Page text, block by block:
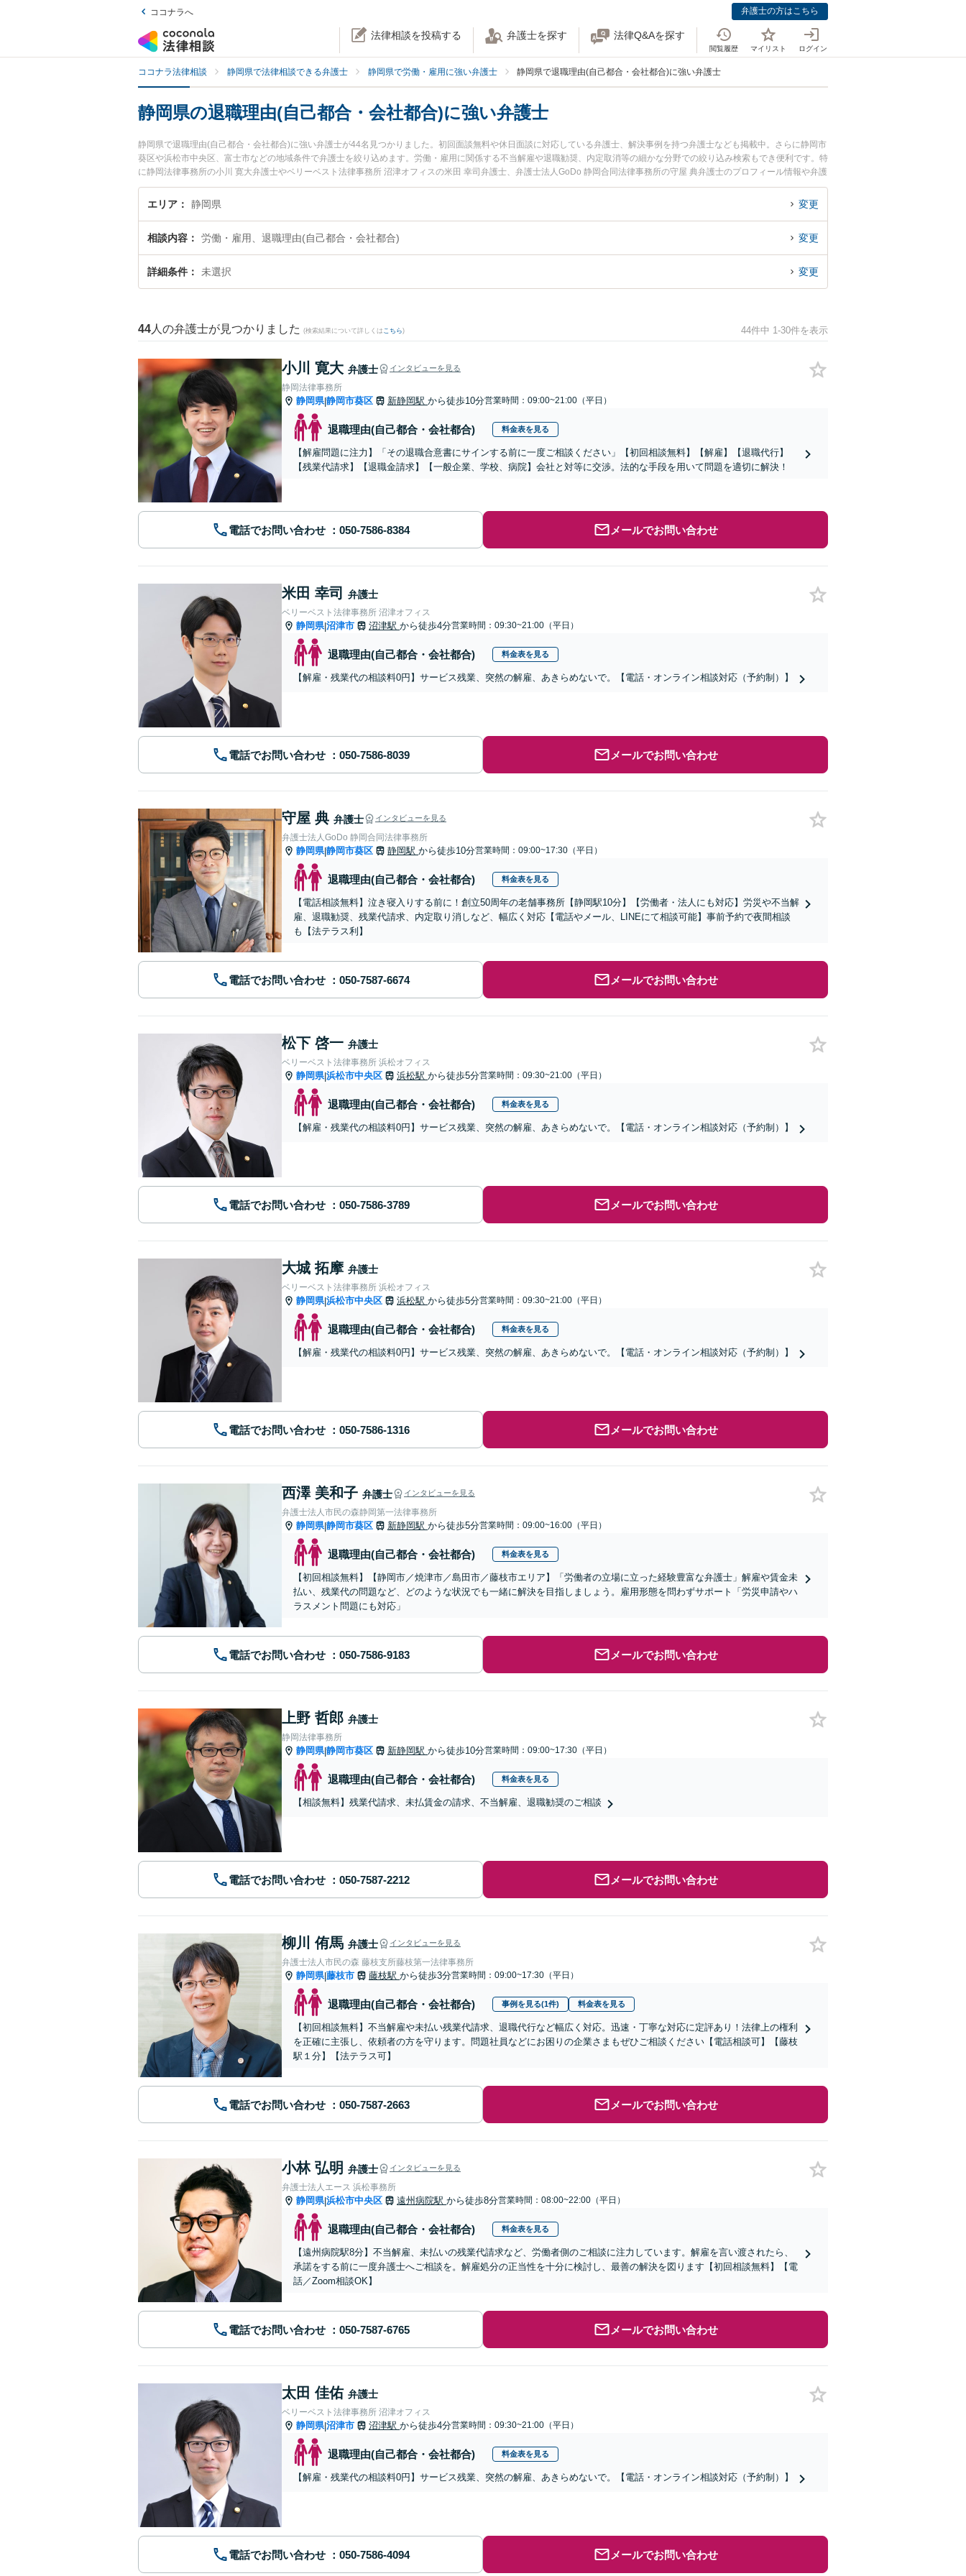
ココナラへ 弁護士の方はこちら
法律相談を投稿する 弁護士を探す 法律Q&Aを探す
閲覧履歴 マイリスト ログイン
ココナラ法律相談 静岡県で法律相談できる弁護士 静岡県で労働・雇用に強い弁護士 静岡県で退職理由(自己都合・会社都合)に強い弁護士
静岡県の退職理由(自己都合・会社都合)に強い弁護士
静岡県で退職理由(自己都合・会社都合)に強い弁護士が44名見つかりました。初回面談無料や休日面談に対応している弁護士、解決事例を持つ弁護士なども掲載中。さらに静岡市
葵区や浜松市中央区、富士市などの地域条件で弁護士を絞り込めます。労働・雇用に関係する不当解雇や退職勧奨、内定取消等の細かな分野での絞り込み検索もでき便利です。特
に静岡法律事務所の小川 寛大弁護士やベリーベスト法律事務所 沼津オフィスの米田 幸司弁護士、弁護士法人GoDo 静岡合同法律事務所の守屋 典弁護士のプロフィール情報や弁護
士費用、強みなどが注目されています。『静岡県で土日や夜間に発生した退職理由(自己都合・会社都合)のトラブルを今すぐに弁護士に相談したい』『退職理由(自己都合・会社都
合)のトラブル解決の実績豊富な近くの弁護士を検索したい』『初回相談無料で退職理由(自己都合・会社都合)を法律相談できる静岡県内の弁護士に相談予約したい』などでお困り
エリア 静岡県 変更
相談内容 労働・雇用、退職理由(自己都合・会社都合) 変更
詳細条件 未選択 変更
44 人の弁護士が見つかりました (検索結果について詳しくは こちら) 44件中 1-30件を表示
小川 寛大 弁護士 インタビューを見る
静岡法律事務所
静岡県|静岡市葵区 新静岡駅 から徒歩10分営業時間：09:00~21:00（平日）
退職理由(自己都合・会社都合) 料金表を見る
【解雇問題に注力】「その退職合意書にサインする前に一度ご相談ください」【初回相談無料】【解雇】【退職代行】
【残業代請求】【退職金請求】【一般企業、学校、病院】会社と対等に交渉。法的な手段を用いて問題を適切に解決！
電話でお問い合わせ メールでお問い合わせ
米田 幸司 弁護士
ベリーベスト法律事務所 沼津オフィス
静岡県|沼津市 沼津駅 から徒歩4分営業時間：09:30~21:00（平日）
退職理由(自己都合・会社都合) 料金表を見る
【解雇・残業代の相談料0円】サービス残業、突然の解雇、あきらめないで。【電話・オンライン相談対応（予約制）】
電話でお問い合わせ メールでお問い合わせ
守屋 典 弁護士 インタビューを見る
弁護士法人GoDo 静岡合同法律事務所
静岡県|静岡市葵区 静岡駅 から徒歩10分営業時間：09:00~17:30（平日）
退職理由(自己都合・会社都合) 料金表を見る
【電話相談無料】泣き寝入りする前に！創立50周年の老舗事務所【静岡駅10分】【労働者・法人にも対応】労災や不当解
雇、退職勧奨、残業代請求、内定取り消しなど、幅広く対応【電話やメール、LINEにて相談可能】事前予約で夜間相談
も【法テラス利】
電話でお問い合わせ メールでお問い合わせ
松下 啓一 弁護士
ベリーベスト法律事務所 浜松オフィス
静岡県|浜松市中央区 浜松駅 から徒歩5分営業時間：09:30~21:00（平日）
退職理由(自己都合・会社都合) 料金表を見る
【解雇・残業代の相談料0円】サービス残業、突然の解雇、あきらめないで。【電話・オンライン相談対応（予約制）】
電話でお問い合わせ メールでお問い合わせ
大城 拓摩 弁護士
ベリーベスト法律事務所 浜松オフィス
静岡県|浜松市中央区 浜松駅 から徒歩5分営業時間：09:30~21:00（平日）
退職理由(自己都合・会社都合) 料金表を見る
【解雇・残業代の相談料0円】サービス残業、突然の解雇、あきらめないで。【電話・オンライン相談対応（予約制）】
電話でお問い合わせ メールでお問い合わせ
西澤 美和子 弁護士 インタビューを見る
弁護士法人市民の森静岡第一法律事務所
静岡県|静岡市葵区 新静岡駅 から徒歩5分営業時間：09:00~16:00（平日）
退職理由(自己都合・会社都合) 料金表を見る
【初回相談無料】【静岡市／焼津市／島田市／藤枝市エリア】「労働者の立場に立った経験豊富な弁護士」解雇や賃金未
払い、残業代の問題など、どのような状況でも一緒に解決を目指しましょう。雇用形態を問わずサポート「労災申請やハ
ラスメント問題にも対応」
電話でお問い合わせ メールでお問い合わせ
上野 哲郎 弁護士
静岡法律事務所
静岡県|静岡市葵区 新静岡駅 から徒歩10分営業時間：09:00~17:30（平日）
退職理由(自己都合・会社都合) 料金表を見る
【相談無料】残業代請求、未払賃金の請求、不当解雇、退職勧奨のご相談
電話でお問い合わせ メールでお問い合わせ
柳川 侑馬 弁護士 インタビューを見る
弁護士法人市民の森 藤枝支所藤枝第一法律事務所
静岡県|藤枝市 藤枝駅 から徒歩3分営業時間：09:00~17:30（平日）
退職理由(自己都合・会社都合) 事例を見る(1件) 料金表を見る
【初回相談無料】不当解雇や未払い残業代請求、退職代行など幅広く対応。迅速・丁寧な対応に定評あり！法律上の権利
を正確に主張し、依頼者の方を守ります。問題社員などにお困りの企業さまもぜひご相談ください【電話相談可】【藤枝
駅１分】【法テラス可】
電話でお問い合わせ メールでお問い合わせ
小林 弘明 弁護士 インタビューを見る
弁護士法人エース 浜松事務所
静岡県|浜松市中央区 遠州病院駅 から徒歩8分営業時間：08:00~22:00（平日）
退職理由(自己都合・会社都合) 料金表を見る
【遠州病院駅8分】不当解雇、未払いの残業代請求など、労働者側のご相談に注力しています。解雇を言い渡されたら、
承諾をする前に一度弁護士へご相談を。解雇処分の正当性を十分に検討し、最善の解決を図ります【初回相談無料】【電
話／Zoom相談OK】
電話でお問い合わせ メールでお問い合わせ
太田 佳佑 弁護士
ベリーベスト法律事務所 沼津オフィス
静岡県|沼津市 沼津駅 から徒歩4分営業時間：09:30~21:00（平日）
退職理由(自己都合・会社都合) 料金表を見る
【解雇・残業代の相談料0円】サービス残業、突然の解雇、あきらめないで。【電話・オンライン相談対応（予約制）】
電話でお問い合わせ メールでお問い合わせ